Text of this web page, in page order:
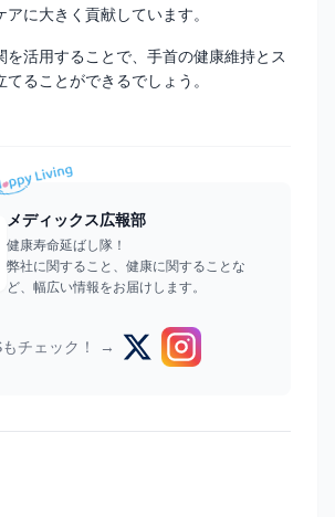
アに大きく貢献しています。
を活用することで、手首の健康維持とス
てることができるでしょう。
メディックス広報部
健康寿命延ばし隊！
弊社に関すること、健康に関することな
ど、幅広い情報をお届けします。
もチェック！ →